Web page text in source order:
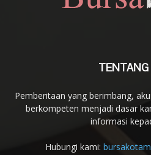
TENTANG
Pemberitaan yang berimbang,
berkompeten menjadi dasar
informasi
Hubungi kami: